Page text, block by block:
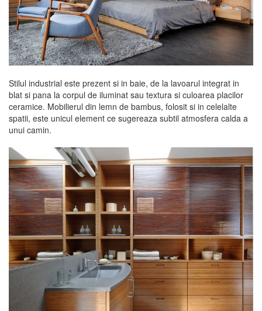
Stilul industrial este prezent si in baie, de la lavoarul integrat in
blat si pana la corpul de iluminat sau textura si culoarea placilor
ceramice. Mobilierul din lemn de bambus, folosit si in celelalte
spatii, este unicul element ce sugereaza subtil atmosfera calda a
unui camin.